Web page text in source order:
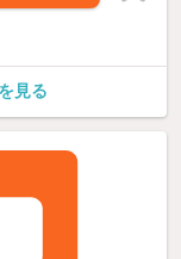
見る